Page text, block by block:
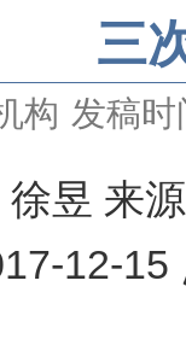
三
构 发稿
昱 来
12-15